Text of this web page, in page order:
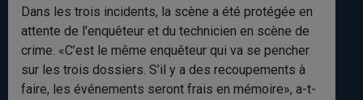
Dans les trois incidents, la scène a été protégée en
attente de l’enquêteur et du technicien en scène de
crime. «C’est le même enquêteur qui va se pencher
sur les trois dossiers. S’il y a des recoupements à
faire, les événements seront frais en mémoire», a-t-